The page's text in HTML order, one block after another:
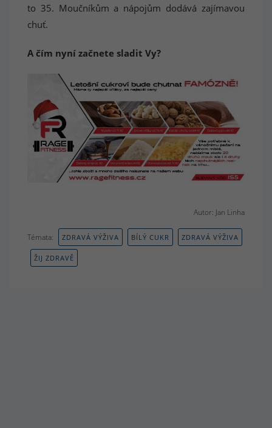
to 35. Moučníkům a nápojům dodává zajímavou
chuť.
A čím nyní začnete sladit Vy?
Autor: Jan Linha
Témata: ZDRAVÁ VÝŽIVA BÍLÝ CUKR ZDRAVÁ VÝŽIVA
ŽIJ ZDRAVĚ